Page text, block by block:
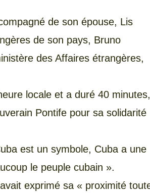
de son épouse, Lis
de son pays, Bruno
des Affaires étrangères,
locale et a duré 40 minutes,
Pontife pour sa solidarité
est un symbole, Cuba a une
le peuple cubain ».
exprimé sa « proximité